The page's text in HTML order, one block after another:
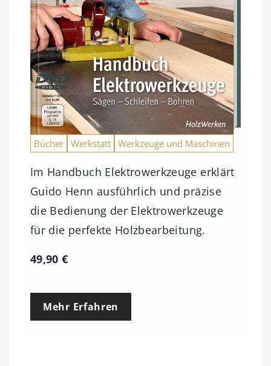
Bücher Werkstatt Werkzeuge und Maschinen
Im Handbuch Elektrowerkzeuge erklärt
Guido Henn ausführlich und präzise
die Bedienung der Elektrowerkzeuge
für die perfekte Holzbearbeitung.
49,90€
Mehr Erfahren